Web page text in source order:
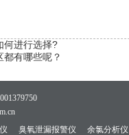
何进行选择?
有哪些呢？
臭氧泄漏报警仪 余氯分析仪